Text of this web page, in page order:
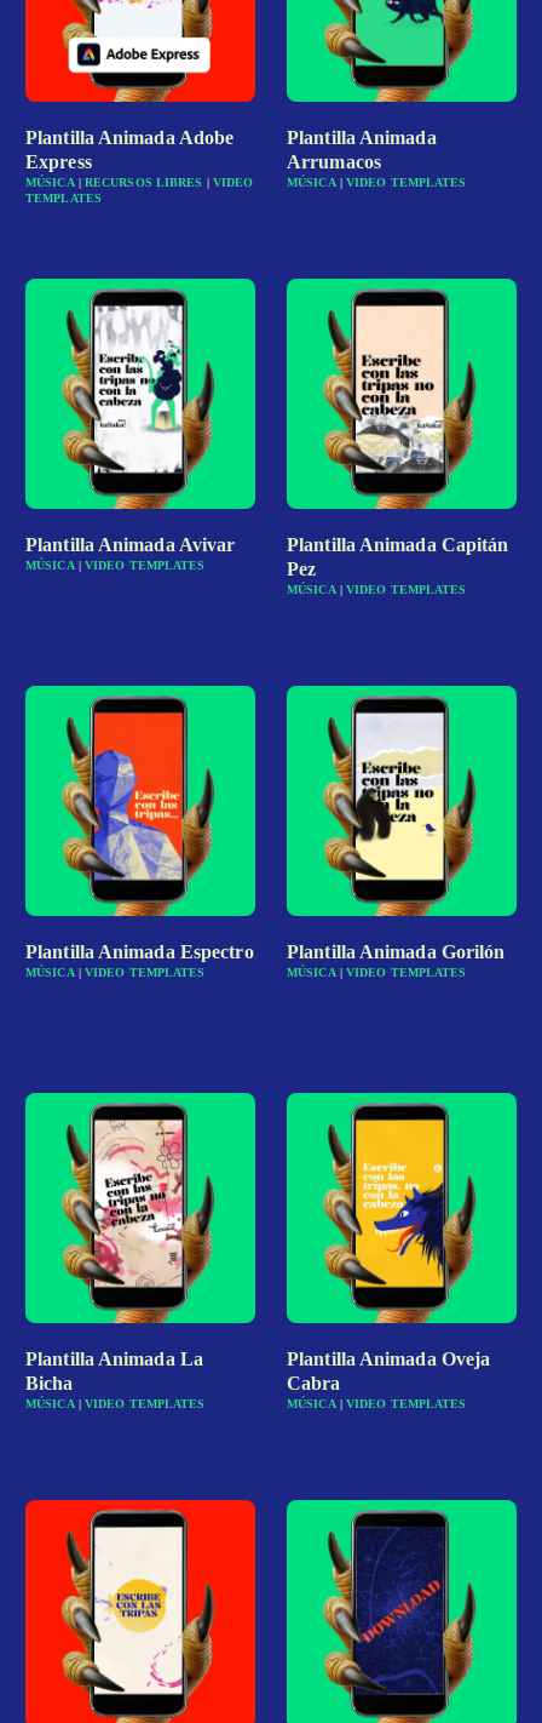
Plantilla Animada Adobe
Express
MÚSICA| RECURSOS LIBRES | VIDEO
TEMPLATES
Plantilla Animada
Arrumacos
MÚSICA| VIDEO TEMPLATES
Plantilla Animada Avivar
MÚSICA| VIDEO TEMPLATES
Plantilla Animada Capitán
Pez
MÚSICA| VIDEO TEMPLATES
Plantilla Animada Espectro
MÚSICA| VIDEO TEMPLATES
Plantilla Animada Gorilón
MÚSICA| VIDEO TEMPLATES
Plantilla Animada La
Bicha
MÚSICA| VIDEO TEMPLATES
Plantilla Animada Oveja
Cabra
MÚSICA| VIDEO TEMPLATES